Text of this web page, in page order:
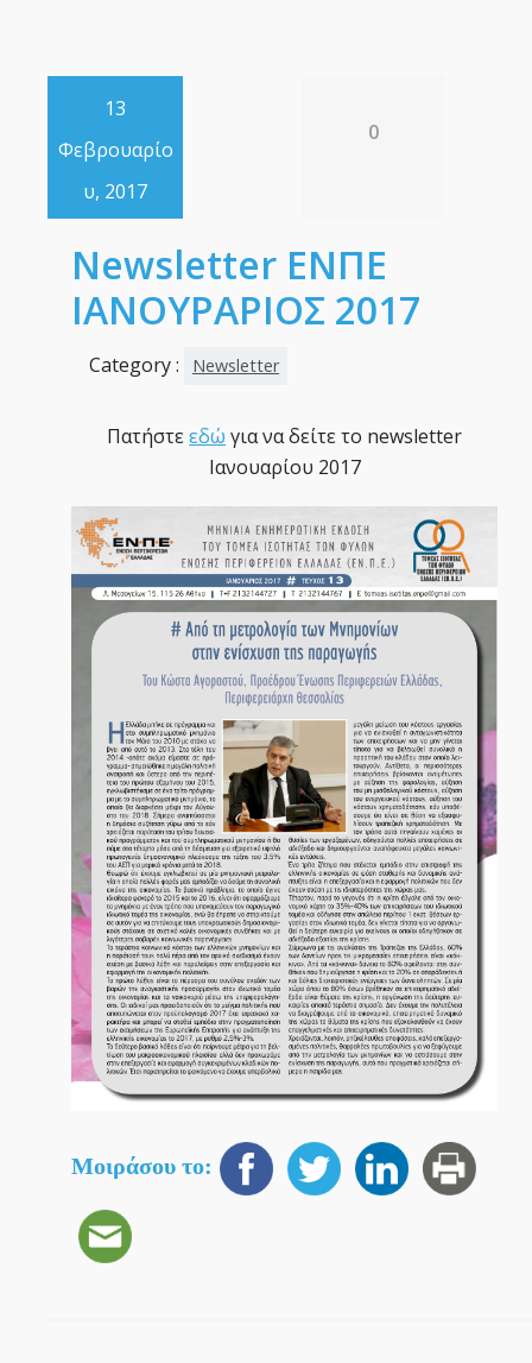
13
Φεβρουαρίο
υ, 2017
0
Newsletter ΕΝΠΕ
ΙΑΝΟΥΡΑΡΙΟΣ 2017
Category : Newsletter
Πατήστεεδώ για να δείτε το newsletter
Ιανουαρίου 2017
Μοιράσου το: